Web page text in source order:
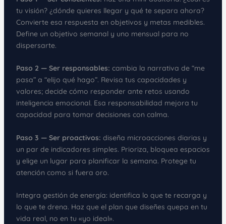
tu visión? ¿dónde quieres llegar y qué te separa ahora?
Convierte esa respuesta en objetivos y metas medibles.
Define un objetivo semanal y uno mensual para no
dispersarte.
Paso 2 — Ser responsables: cambia la narrativa de “me
pasa” a “elijo qué hago”. Revisa tus capacidades y
valores; decide cómo responder ante retos usando
inteligencia emocional. Esa responsabilidad mejora tu
capacidad para tomar decisiones con calma.
Paso 3 — Ser proactivos: diseña microacciones diarias y
un par de indicadores simples. Prioriza, bloquea espacios
y elige un lugar para planificar la semana. Protege tu
atención como si fuera oro.
Integra gestión de energía: identifica lo que te recarga y
lo que te drena. Haz que el plan que diseñes quepa en tu
vida real, no en tu «yo ideal».